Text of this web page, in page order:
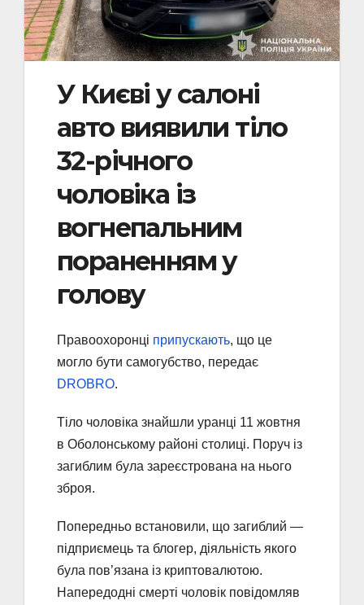
У Києві у салоні
авто виявили тіло
32-річного
чоловіка із
вогнепальним
пораненням у
голову
Правоохоронці припускають, що це
могло бути самогубство, передає
DROBRO.
Тіло чоловіка знайшли уранці 11 жовтня
в Оболонському районі столиці. Поруч із
загиблим була зареєстрована на нього
зброя.
Попередньо встановили, що загиблий —
підприємець та блогер, діяльність якого
була пов’язана із криптовалютою.
Напередодні смерті чоловік повідомляв